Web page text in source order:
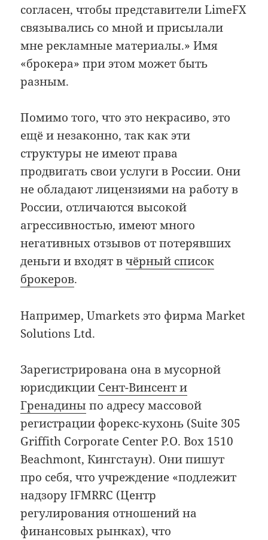
согласен, чтобы представители LimeFX
связывались со мной и присылали
мне рекламные материалы.» Имя
«брокера» при этом может быть
разным.
Помимо того, что это некрасиво, это
ещё и незаконно, так как эти
структуры не имеют права
продвигать свои услуги в России. Они
не обладают лицензиями на работу в
России, отличаются высокой
агрессивностью, имеют много
негативных отзывов от потерявших
деньги и входят вчёрный список
брокеров.
Например, Umarkets это фирма Market
Solutions Ltd.
Зарегистрирована она в мусорной
юрисдикции Сент-Винсент и
Гренадины по адресу массовой
регистрации форекс-кухонь (Suite 305
Griffith Corporate Center P.O. Box 1510
Beachmont, Кингстаун). Они пишут
про себя, что учреждение «подлежит
надзору IFMRRC (Центр
регулирования отношений на
финансовых рынках), что